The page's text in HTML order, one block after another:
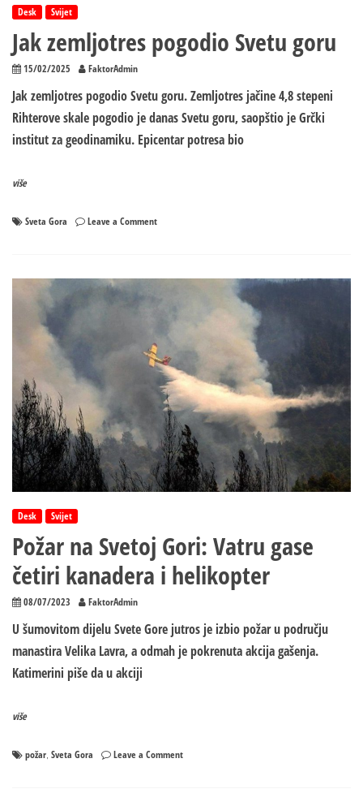
Desk Svijet
Jak zemljotres pogodio Svetu goru
15/02/2025 FaktorAdmin
Jak zemljotres pogodio Svetu goru. Zemljotres jačine 4,8 stepeni
Rihterove skale pogodio je danas Svetu goru, saopštio je Grčki
institut za geodinamiku. Еpicentar potresa bio
više
Sveta Gora Leave a Commenton
Desk Svijet
Požar na Svetoj Gori: Vatru gase
četiri kanadera i helikopter
08/07/2023 FaktorAdmin
U šumovitom dijelu Svete Gore jutros je izbio požar u području
manastira Velika Lavra, a odmah je pokrenuta akcija gašenja.
Katimerini piše da u akciji
više
požar Sveta Gora Leave a Commenton